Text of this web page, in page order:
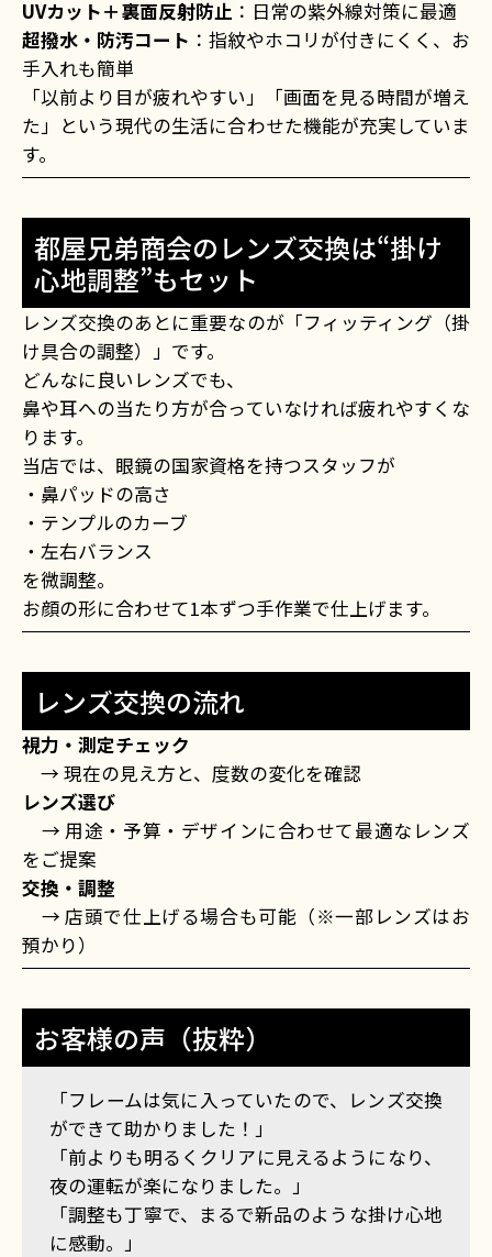
UVカット＋裏面反射防止 ：日常の紫外線対策に最適
超撥水・防汚コート ：指紋やホコリが付きにくく、お
手入れも簡単
「以前より目が疲れやすい」「画面を見る時間が増え
た」という現代の生活に合わせた機能が充実していま
す。
都屋兄弟商会のレンズ交換は“掛け
心地調整”もセット
レンズ交換のあとに重要なのが「フィッティング（掛
け具合の調整）」です。
どんなに良いレンズでも、
鼻や耳への当たり方が合っていなければ疲れやすくな
ります。
当店では、眼鏡の国家資格を持つスタッフが
・鼻パッドの高さ
・テンプルのカーブ
・左右バランス
を微調整。
お顔の形に合わせて1本ずつ手作業で仕上げます。
レンズ交換の流れ
視力・測定チェック
→ 現在の見え方と、度数の変化を確認
レンズ選び
→ 用途・予算・デザインに合わせて最適なレンズ
をご提案
交換・調整
→ 店頭で仕上げる場合も可能（※一部レンズはお
預かり）
お客様の声（抜粋）
「フレームは気に入っていたので、レンズ交換
ができて助かりました！」
「前よりも明るくクリアに見えるようになり、
夜の運転が楽になりました。」
「調整も丁寧で、まるで新品のような掛け心地
に感動。」